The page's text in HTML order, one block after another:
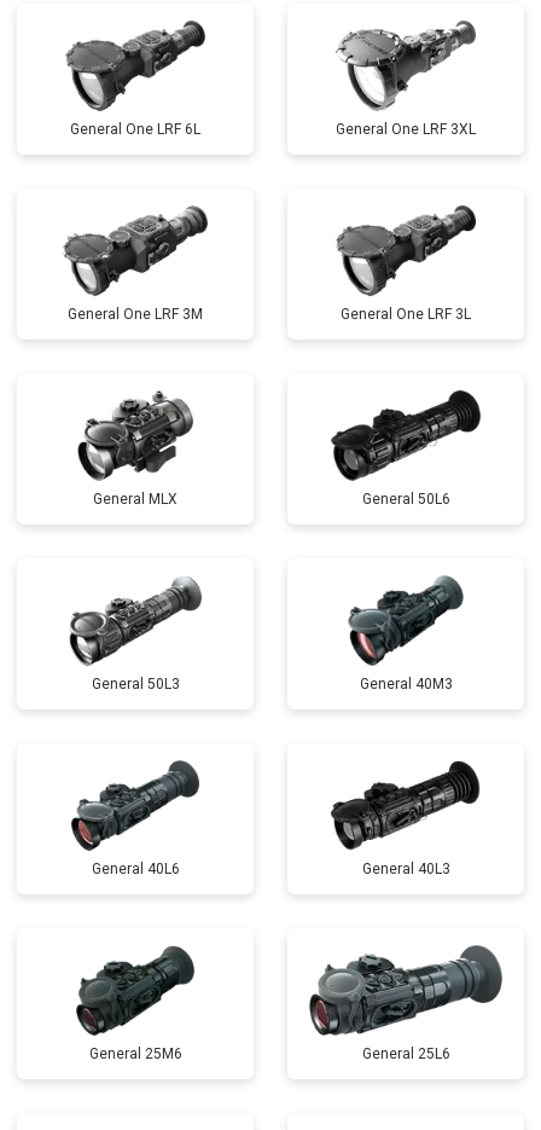
General One LRF 6L General One LRF 3XL
General One LRF 3M General One LRF 3L
General MLX General 50L6
General 50L3 General 40M3
General 40L6 General 40L3
General 25M6 General 25L6